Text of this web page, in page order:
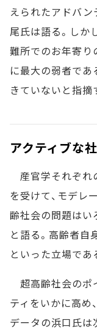
えられたアドバ
尾氏は語る。しか
難所でのお年寄り
に最大の弱者で
きていないと指摘
アクティブな
産官学それぞれ
を受けて、モデレ
齢社会の問題はい
と語る。高齢者自
といった立場であ
超高齢社会のポ
ティをいかに高め
データの浜口氏は